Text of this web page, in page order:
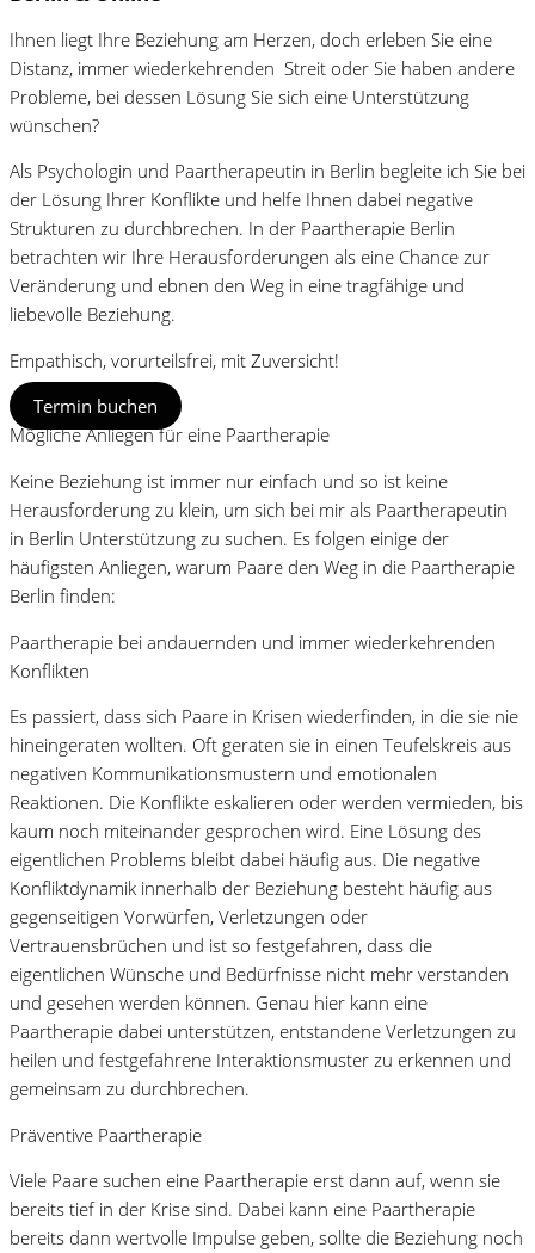
Ihnen liegt Ihre Beziehung am Herzen, doch erleben Sie eine
Distanz, immer wiederkehrenden Streit oder Sie haben andere
Probleme, bei dessen Lösung Sie sich eine Unterstützung
wünschen?
Als Psychologin und Paartherapeutin in Berlin begleite ich Sie bei
der Lösung Ihrer Konflikte und helfe Ihnen dabei negative
Strukturen zu durchbrechen. In der Paartherapie Berlin
betrachten wir Ihre Herausforderungen als eine Chance zur
Veränderung und ebnen den Weg in eine tragfähige und
liebevolle Beziehung.
Empathisch, vorurteilsfrei, mit Zuversicht!
Termin buchen
Mögliche Anliegen für eine Paartherapie
Keine Beziehung ist immer nur einfach und so ist keine
Herausforderung zu klein, um sich bei mir als Paartherapeutin
in Berlin Unterstützung zu suchen. Es folgen einige der
häufigsten Anliegen, warum Paare den Weg in die Paartherapie
Berlin finden:
Paartherapie bei andauernden und immer wiederkehrenden
Konflikten
Es passiert, dass sich Paare in Krisen wiederfinden, in die sie nie
hineingeraten wollten. Oft geraten sie in einen Teufelskreis aus
negativen Kommunikationsmustern und emotionalen
Reaktionen. Die Konflikte eskalieren oder werden vermieden, bis
kaum noch miteinander gesprochen wird. Eine Lösung des
eigentlichen Problems bleibt dabei häufig aus. Die negative
Konfliktdynamik innerhalb der Beziehung besteht häufig aus
gegenseitigen Vorwürfen, Verletzungen oder
Vertrauensbrüchen und ist so festgefahren, dass die
eigentlichen Wünsche und Bedürfnisse nicht mehr verstanden
und gesehen werden können. Genau hier kann eine
Paartherapie dabei unterstützen, entstandene Verletzungen zu
heilen und festgefahrene Interaktionsmuster zu erkennen und
gemeinsam zu durchbrechen.
Präventive Paartherapie
Viele Paare suchen eine Paartherapie erst dann auf, wenn sie
bereits tief in der Krise sind. Dabei kann eine Paartherapie
bereits dann wertvolle Impulse geben, sollte die Beziehung noch